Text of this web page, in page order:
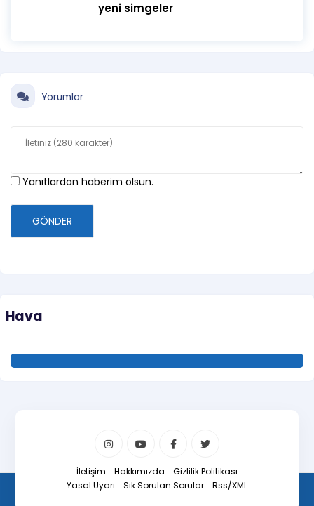
yeni simgeler
Yorumlar
Yanıtlardan haberim olsun.
GÖNDER
Hava
İletişim Hakkımızda
Gizlilik Politikası
Yasal Uyarı
Sık Sorulan Sorular Rss/XML